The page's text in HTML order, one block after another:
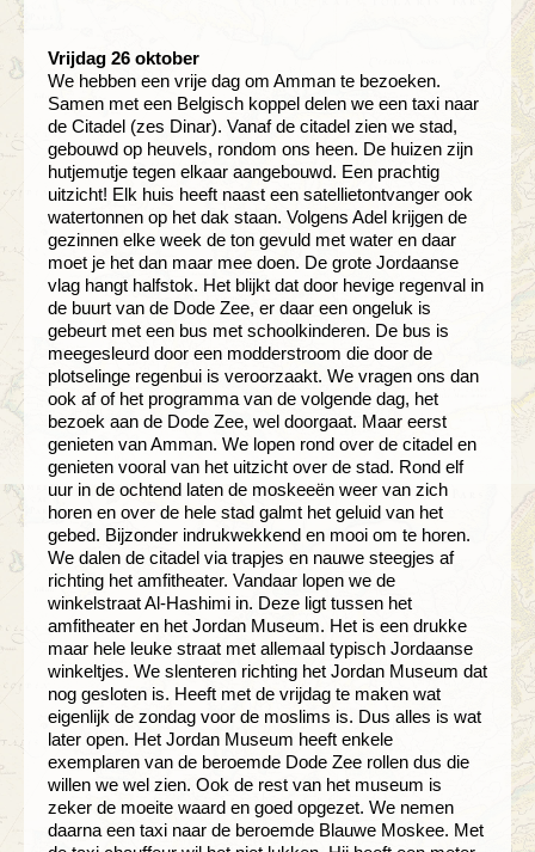
Vrijdag 26 oktober
We hebben een vrije dag om Amman te bezoeken.
Samen met een Belgisch koppel delen we een taxi naar
de Citadel (zes Dinar). Vanaf de citadel zien we stad,
gebouwd op heuvels, rondom ons heen. De huizen zijn
hutjemutje tegen elkaar aangebouwd. Een prachtig
uitzicht! Elk huis heeft naast een satellietontvanger ook
watertonnen op het dak staan. Volgens Adel krijgen de
gezinnen elke week de ton gevuld met water en daar
moet je het dan maar mee doen. De grote Jordaanse
vlag hangt halfstok. Het blijkt dat door hevige regenval in
de buurt van de Dode Zee, er daar een ongeluk is
gebeurt met een bus met schoolkinderen. De bus is
meegesleurd door een modderstroom die door de
plotselinge regenbui is veroorzaakt. We vragen ons dan
ook af of het programma van de volgende dag, het
bezoek aan de Dode Zee, wel doorgaat. Maar eerst
genieten van Amman. We lopen rond over de citadel en
genieten vooral van het uitzicht over de stad. Rond elf
uur in de ochtend laten de moskeeën weer van zich
horen en over de hele stad galmt het geluid van het
gebed. Bijzonder indrukwekkend en mooi om te horen.
We dalen de citadel via trapjes en nauwe steegjes af
richting het amfitheater. Vandaar lopen we de
winkelstraat Al-Hashimi in. Deze ligt tussen het
amfitheater en het Jordan Museum. Het is een drukke
maar hele leuke straat met allemaal typisch Jordaanse
winkeltjes. We slenteren richting het Jordan Museum dat
nog gesloten is. Heeft met de vrijdag te maken wat
eigenlijk de zondag voor de moslims is. Dus alles is wat
later open. Het Jordan Museum heeft enkele
exemplaren van de beroemde Dode Zee rollen dus die
willen we wel zien. Ook de rest van het museum is
zeker de moeite waard en goed opgezet. We nemen
daarna een taxi naar de beroemde Blauwe Moskee. Met